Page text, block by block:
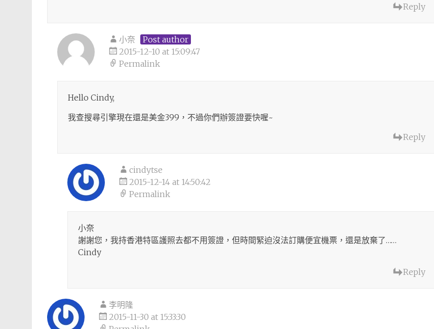
Reply
小奈
Post author
2015-12-10 at 15:09:47
Permalink
Hello Cindy,
我查搜尋引擎現在還是美金399，不過你們辦簽證要快喔~
Reply
cindytse
2015-12-14 at 14:50:42
Permalink
小奈
謝謝您，我持香港特區護照去都不用簽證，但時間緊迫沒法訂購便宜機票，還是放棄了……
Cindy
Reply
李明隆
2015-11-30 at 15:33:30